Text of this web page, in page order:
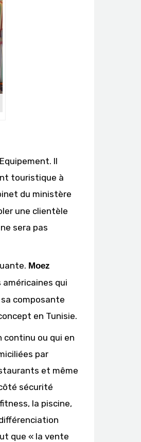
Il
touristique à
du ministère
une clientèle
sera pas
Moez
qui
composante
en Tunisie.
continu ou qui en
par
et même
sécurité
la piscine,
que « la vente